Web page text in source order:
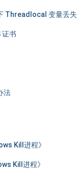
Threadlocal 变量丢失
书
法
Kill进程》
Kill进程》